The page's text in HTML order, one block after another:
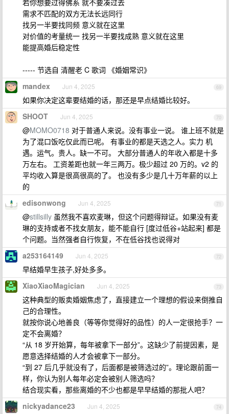
若你想要过得佛系 就不要凑过去
需求不匹配的双方无法长远同行
找另一半要找同频 意义就在这里
对价值的考量统一 找另一半要找成熟 意义就在这里
能提高婚后稳定性
----- 节选自 清醒老 C 歌词 《婚姻常识》
69
mandex Jun 4, 2025
如果你决定这辈要结婚的话，那还是早点结婚比较好。
70
SHOOT Jun 4, 2025
@MOMO0718 对于普通人来说。没有事业一说。 谁上班不就是
为了混口饭吃仅此而已呢。 有事业的都是天选之人。实力 机
遇。运气。贵人。缺一不可。 大部分普通人的年收入都是十多
万左右。 工资差距也就一年三两万。极少超过 20 万的。v2 的
平均收入算是很高很高的了。 也没有多少是几十万年薪的以上
的
71
edisonwong Jun 4, 2025
@stillsilly 虽然我不喜欢麦琳，但这个问题得辩证。如果没有麦
琳的支持或者不找女朋友，能不能自行 [度过低谷+站起来] 都是
个问题。当然强者自行恢复，不在低谷找也说得对
72
a253164149 Jun 4, 2025
早结婚早生孩子,好处多多。
73
XiaoXiaoMagician Jun 4, 2025
这种典型的贩卖婚姻焦虑了，直接建立一个理想的假设来倒推自
己的合理性。
就按你说心地善良（等等你觉得好的品性）的人一定很抢手？一
定不会离婚？
“从 18 岁开始算，每年被拿下一部分”。这缺少了前提因素，是
愿意选择结婚的人才会被拿下一部分。
“到 27 后几乎就没有了，后面都是被筛选过的”。理论跟前面一
样，你认为别人每年必定会被别人筛选吗？
结合现实看，那些离婚的不少也都是早早结婚的那批人吧？
74
nickyadance23 Jun 4, 2025